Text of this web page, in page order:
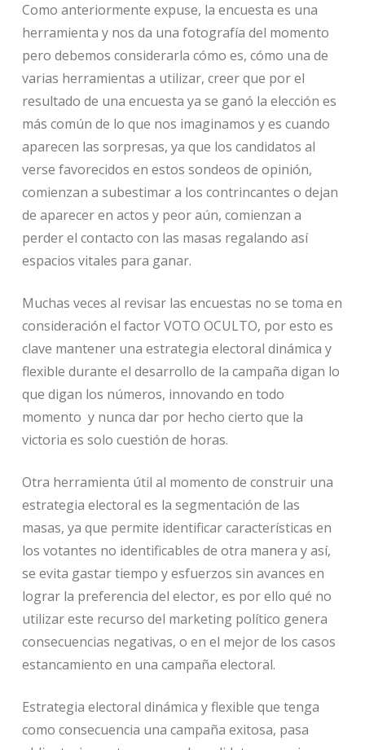
Como anteriormente expuse, la encuesta es una
herramienta y nos da una fotografía del momento
pero debemos considerarla cómo es, cómo una de
varias herramientas a utilizar, creer que por el
resultado de una encuesta ya se ganó la elección es
más común de lo que nos imaginamos y es cuando
aparecen las sorpresas, ya que los candidatos al
verse favorecidos en estos sondeos de opinión,
comienzan a subestimar a los contrincantes o dejan
de aparecer en actos y peor aún, comienzan a
perder el contacto con las masas regalando así
espacios vitales para ganar.
Muchas veces al revisar las encuestas no se toma en
consideración el factor VOTO OCULTO, por esto es
clave mantener una estrategia electoral dinámica y
flexible durante el desarrollo de la campaña digan lo
que digan los números, innovando en todo
momento y nunca dar por hecho cierto que la
victoria es solo cuestión de horas.
Otra herramienta útil al momento de construir una
estrategia electoral es la segmentación de las
masas, ya que permite identificar características en
los votantes no identificables de otra manera y así,
se evita gastar tiempo y esfuerzos sin avances en
lograr la preferencia del elector, es por ello qué no
utilizar este recurso del marketing político genera
consecuencias negativas, o en el mejor de los casos
estancamiento en una campaña electoral.
Estrategia electoral dinámica y flexible que tenga
como consecuencia una campaña exitosa, pasa